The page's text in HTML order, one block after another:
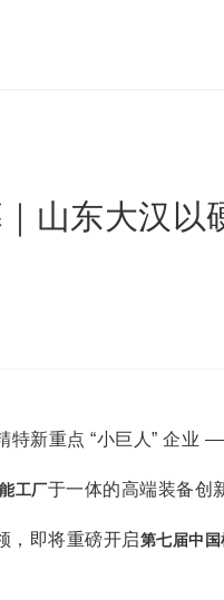
山东大汉以
特新重点 “小巨人” 企业
工厂于一体的高端装备创
，即将重磅开启第七届中